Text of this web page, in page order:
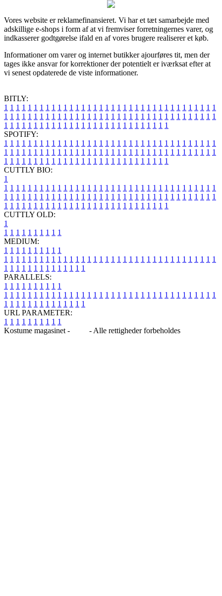
Vores website er reklamefinansieret. Vi har et tæt samarbejde med
adskillige e-shops i form af at vi fremviser forretningernes varer, og
indkasserer godtgørelse ifald en af vores brugere realiserer et køb.
Informationer om varer og internet butikker ajourføres tit, men der
tages ikke ansvar for korrektioner der potentielt er iværksat efter at
vi senest opdaterede de viste informationer.
BITLY:
1 1 1 1 1 1 1 1 1 1 1 1 1 1 1 1 1 1 1 1 1 1 1 1 1 1 1 1 1 1 1 1 1 1 1 1
1 1 1 1 1 1 1 1 1 1 1 1 1 1 1 1 1 1 1 1 1 1 1 1 1 1 1 1 1 1 1 1 1 1 1 1
1 1 1 1 1 1 1 1 1 1 1 1 1 1 1 1 1 1 1 1 1 1 1 1 1 1 1 1
SPOTIFY:
1 1 1 1 1 1 1 1 1 1 1 1 1 1 1 1 1 1 1 1 1 1 1 1 1 1 1 1 1 1 1 1 1 1 1 1
1 1 1 1 1 1 1 1 1 1 1 1 1 1 1 1 1 1 1 1 1 1 1 1 1 1 1 1 1 1 1 1 1 1 1 1
1 1 1 1 1 1 1 1 1 1 1 1 1 1 1 1 1 1 1 1 1 1 1 1 1 1 1 1
CUTTLY BIO:
1
1 1 1 1 1 1 1 1 1 1 1 1 1 1 1 1 1 1 1 1 1 1 1 1 1 1 1 1 1 1 1 1 1 1 1 1
1 1 1 1 1 1 1 1 1 1 1 1 1 1 1 1 1 1 1 1 1 1 1 1 1 1 1 1 1 1 1 1 1 1 1 1
1 1 1 1 1 1 1 1 1 1 1 1 1 1 1 1 1 1 1 1 1 1 1 1 1 1 1 1
CUTTLY OLD:
1
1 1 1 1 1 1 1 1 1 1
MEDIUM:
1 1 1 1 1 1 1 1 1 1
1 1 1 1 1 1 1 1 1 1 1 1 1 1 1 1 1 1 1 1 1 1 1 1 1 1 1 1 1 1 1 1 1 1 1 1
1 1 1 1 1 1 1 1 1 1 1 1 1 1
PARALLELS:
1 1 1 1 1 1 1 1 1 1
1 1 1 1 1 1 1 1 1 1 1 1 1 1 1 1 1 1 1 1 1 1 1 1 1 1 1 1 1 1 1 1 1 1 1 1
1 1 1 1 1 1 1 1 1 1 1 1 1 1
URL PARAMETER:
1 1 1 1 1 1 1 1 1 1
Kostume magasinet -
- Alle rettigheder forbeholdes